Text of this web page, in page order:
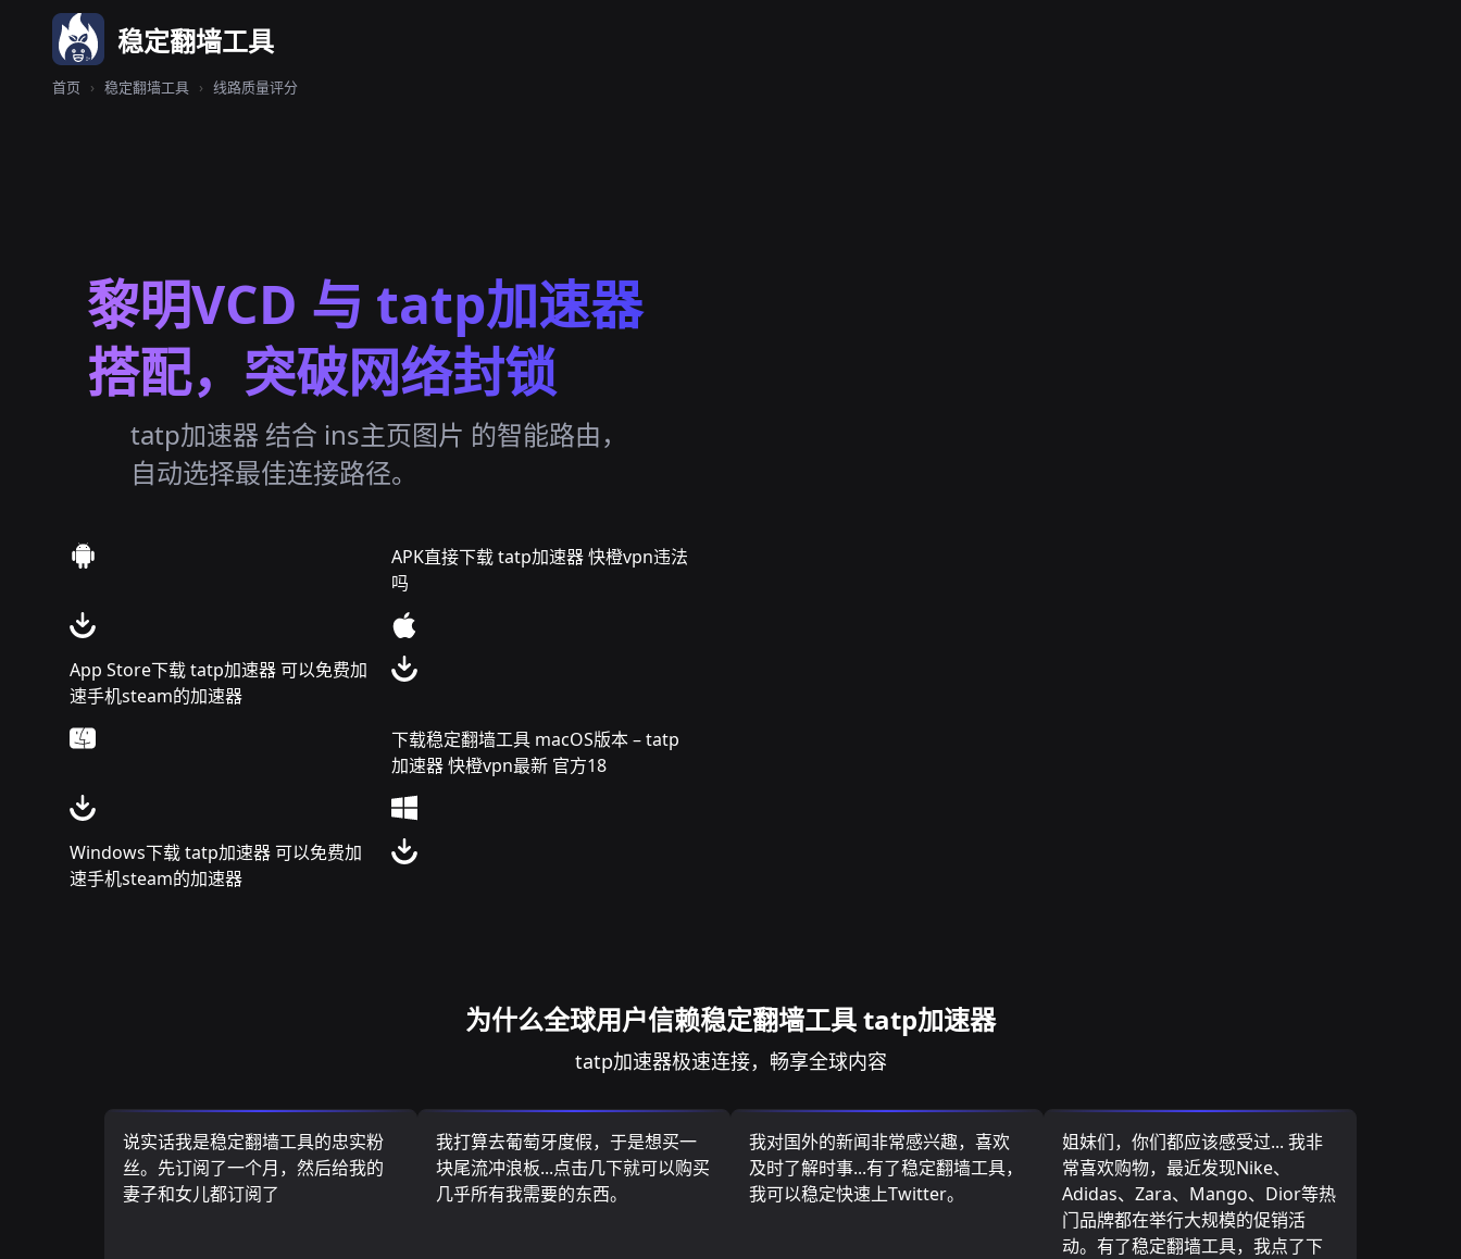
稳定翻墙工具
首页 › 稳定翻墙工具 › 线路质量评分
黎明VCD 与 tatp加速器
搭配，突破网络封锁
tatp加速器 结合 ins主页图片 的智能路由，
自动选择最佳连接路径。
APK直接下载 tatp加速器 快橙vpn违法
吗
App Store下载 tatp加速器 可以免费加
速手机steam的加速器
下载稳定翻墙工具 macOS版本 – tatp
加速器 快橙vpn最新 官方18
Windows下载 tatp加速器 可以免费加
速手机steam的加速器
为什么全球用户信赖稳定翻墙工具 tatp加速器
tatp加速器极速连接，畅享全球内容
说实话我是稳定翻墙工具的忠实粉
丝。先订阅了一个月，然后给我的
妻子和女儿都订阅了
我打算去葡萄牙度假，于是想买一
块尾流冲浪板...点击几下就可以购买
几乎所有我需要的东西。
我对国外的新闻非常感兴趣，喜欢
及时了解时事...有了稳定翻墙工具，
我可以稳定快速上Twitter。
姐妹们，你们都应该感受过... 我非
常喜欢购物，最近发现Nike、
Adidas、Zara、Mango、Dior等热
门品牌都在举行大规模的促销活
动。有了稳定翻墙工具，我点了下